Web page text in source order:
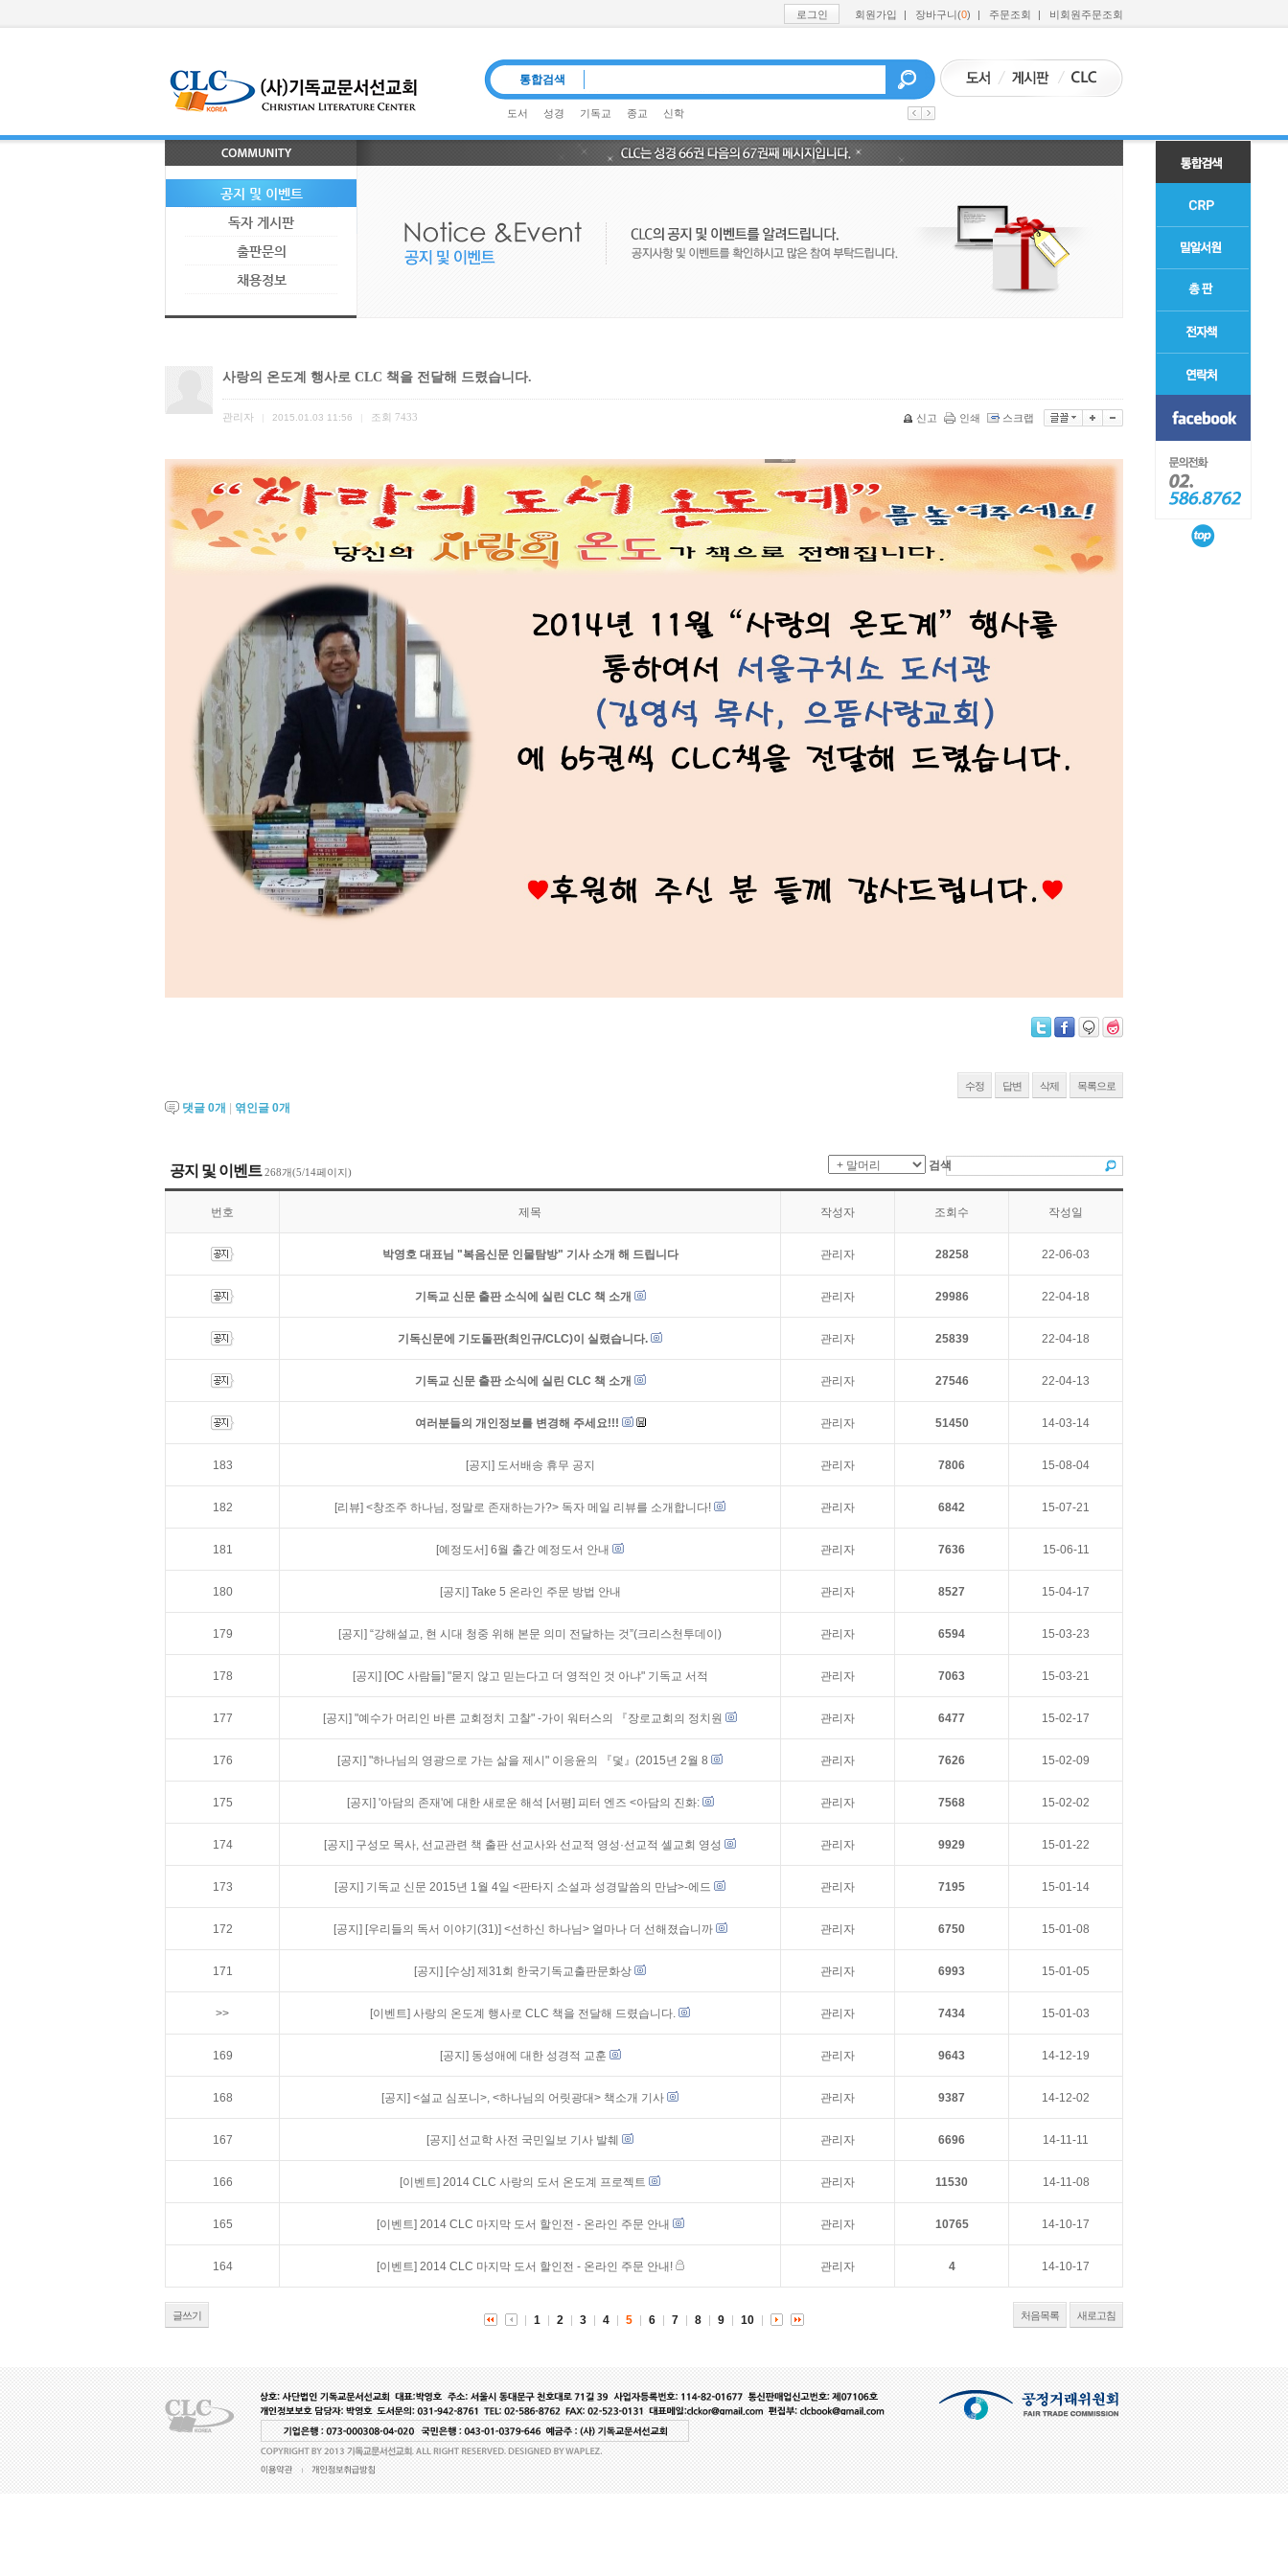
로그인 회원가입 | 장바구니(0) | 주문조회 | 비회원주문조회
통합검색
도서 성경 기독교 종교
신학
공지 및 이벤트
독자 게시판
출판문의
채용정보
사랑의 온도계 행사로 CLC 책을 전달해 드렸습니다.
관리자 2015.01.03 11:56 조회 7433 신고 인쇄 스크랩
수정 답변 삭제 목록으로
댓글 0개 엮인글 0개
공지 및 이벤트268개(5/14페이지)
검색
번호 제목 작성자 조회수 작성일
박영호 대표님 "복음신문 인물탐방" 기사 소개 해 드립니다 관리자 28258 22-06-03
기독교 신문 출판 소식에 실린 CLC 책 소개 관리자 29986 22-04-18
기독신문에 기도돌판(최인규/CLC)이 실렸습니다. 관리자 25839 22-04-18
기독교 신문 출판 소식에 실린 CLC 책 소개 관리자 27546 22-04-13
여러분들의 개인정보를 변경해 주세요!!! 관리자 51450 14-03-14
183 [공지] 도서배송 휴무 공지 관리자 7806 15-08-04
182 [리뷰] <창조주 하나님, 정말로 존재하는가?> 독자 메일 리뷰를 소개합니다! 관리자 6842 15-07-21
181 [예정도서] 6월 출간 예정도서 안내 관리자 7636 15-06-11
180 [공지] Take 5 온라인 주문 방법 안내 관리자 8527 15-04-17
179 [공지] “강해설교, 현 시대 청중 위해 본문 의미 전달하는 것”(크리스천투데이) 관리자 6594 15-03-23
178 [공지] [OC 사람들] "묻지 않고 믿는다고 더 영적인 것 아냐" 기독교 서적 관리자 7063 15-03-21
177 [공지] "예수가 머리인 바른 교회정치 고찰" -가이 워터스의 『장로교회의 정치원 관리자 6477 15-02-17
176 [공지] "하나님의 영광으로 가는 삶을 제시" 이응윤의 『덫』(2015년 2월 8 관리자 7626 15-02-09
175 [공지] '아담의 존재'에 대한 새로운 해석 [서평] 피터 엔즈 <아담의 진화: 관리자 7568 15-02-02
174 [공지] 구성모 목사, 선교관련 책 출판 선교사와 선교적 영성·선교적 셀교회 영성 관리자 9929 15-01-22
173 [공지] 기독교 신문 2015년 1월 4일 <판타지 소설과 성경말씀의 만남>-에드 관리자 7195 15-01-14
172 [공지] [우리들의 독서 이야기(31)] <선하신 하나님> 얼마나 더 선해졌습니까 관리자 6750 15-01-08
171 [공지] [수상] 제31회 한국기독교출판문화상 관리자 6993 15-01-05
>> [이벤트] 사랑의 온도계 행사로 CLC 책을 전달해 드렸습니다. 관리자 7434 15-01-03
169 [공지] 동성애에 대한 성경적 교훈 관리자 9643 14-12-19
168 [공지] <설교 심포니>, <하나님의 어릿광대> 책소개 기사 관리자 9387 14-12-02
167 [공지] 선교학 사전 국민일보 기사 발췌 관리자 6696 14-11-11
166 [이벤트] 2014 CLC 사랑의 도서 온도계 프로젝트 관리자 11530 14-11-08
165 [이벤트] 2014 CLC 마지막 도서 할인전 - 온라인 주문 안내 관리자 10765 14-10-17
164 [이벤트] 2014 CLC 마지막 도서 할인전 - 온라인 주문 안내! 관리자 4 14-10-17
글쓰기 처음목록 새로고침
1 2 3 4 5 6 7 8 9 10